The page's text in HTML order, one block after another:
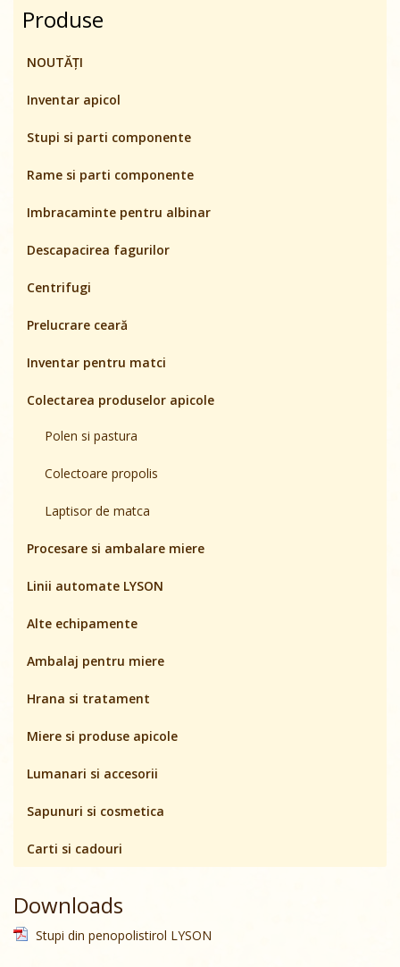
Produse
NOUTĂȚI
Inventar apicol
Stupi si parti componente
Rame si parti componente
Imbracaminte pentru albinar
Descapacirea fagurilor
Centrifugi
Prelucrare ceară
Inventar pentru matci
Colectarea produselor apicole
Polen si pastura
Colectoare propolis
Laptisor de matca
Procesare si ambalare miere
Linii automate LYSON
Alte echipamente
Ambalaj pentru miere
Hrana si tratament
Miere si produse apicole
Lumanari si accesorii
Sapunuri si cosmetica
Carti si cadouri
Downloads
Stupi din penopolistirol LYSON